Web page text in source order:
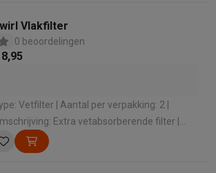
Vlakfilter
0 beoordelingen
Vetfilter | Aantal per verpakking: 2 |
Extra vetabsorberende filter |
met: Alle dampkappen